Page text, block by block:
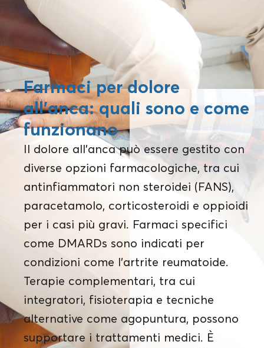
Farmaci per dolore
all’anca: quali sono e come
funzionano
Il dolore all'anca può essere gestito con
diverse opzioni farmacologiche, tra cui
antinfiammatori non steroidei (FANS),
paracetamolo, corticosteroidi e oppioidi
per i casi più gravi. Farmaci specifici
come DMARDs sono indicati per
condizioni come l'artrite reumatoide.
Terapie complementari, tra cui
integratori, fisioterapia e tecniche
alternative come agopuntura, possono
supportare i trattamenti medici. È